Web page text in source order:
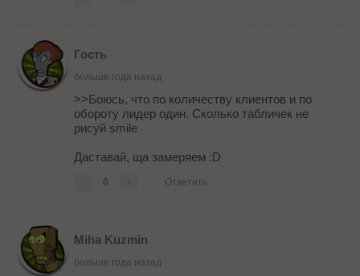
Гость
больше года назад
>>Боюсь, что по количеству клиентов и по
обороту лидер один. Сколько табличек не
рисуй smile
Даставай, ща замеряем :D
0 Ответить
Miha Kuzmin
больше года назад